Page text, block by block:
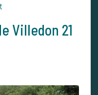
Villedon 21